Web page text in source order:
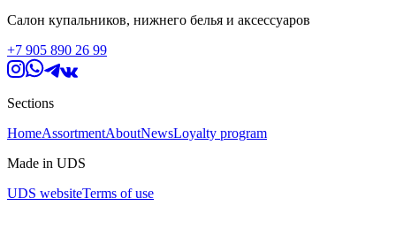
Салон купальников, нижнего белья и аксессуаров
+7 905 890 26 99
Sections
HomeAssortmentAboutNewsLoyalty program
Made in UDS
UDS websiteTerms of use